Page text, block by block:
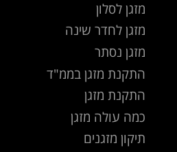
מזגן לסלון
מזגן לחדר שינה
מזגן נסתר
התקנת מזגן בממ"ד
התקנת מזגן
כמה עולה מזגן
תיקון מזגנים